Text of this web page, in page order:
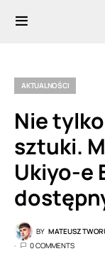
AKTUALNOŚCI
Nie
sztuki.
Ukiyo-e
BY MATEUSZ
0 COMMENTS